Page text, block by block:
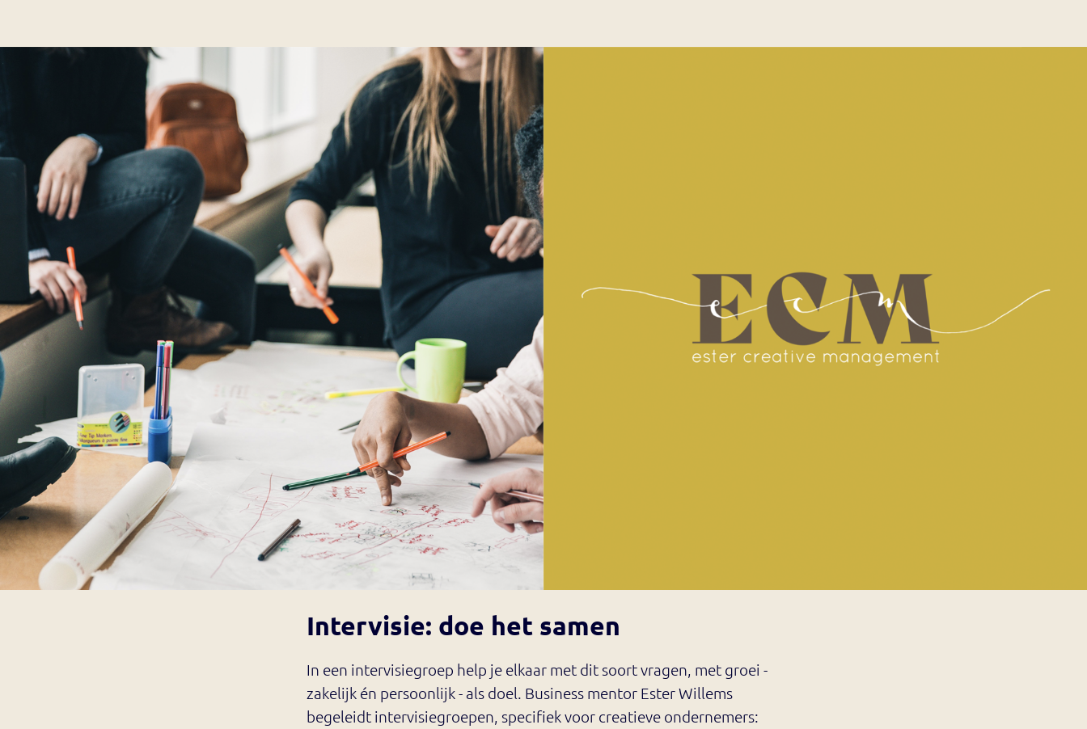
Intervisie: doe het samen
In een intervisiegroep help je elkaar met dit soort vragen, met groei -
zakelijk én persoonlijk - als doel. Business mentor Ester Willems
begeleidt intervisiegroepen, specifiek voor creatieve ondernemers: